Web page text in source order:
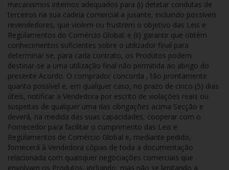
mecanismos internos adequados para (i) detetar condutas de
terceiros na sua cadeia comercial a jusante, incluindo possíveis
revendedores, que violem ou frustrem o objetivo das Leis e
Regulamentos do Comércio Global; e (ii) garantir que obtém
conhecimentos suficientes sobre o utilizador final para
determinar se, para cada contrato, os Produtos podem
destinar-se a uma utilização final não permitida ao abrigo do
presente Acordo. O comprador concorda , tão prontamente
quanto possível e, em qualquer caso, no prazo de cinco (5) dias
úteis, notificar a Vendedora por escrito de violações reais ou
suspeitas de qualquer uma das obrigações acima Secção e
deverá, na medida das suas capacidades, cooperar com o
Fornecedor para facilitar o cumprimento das Leis e
Regulamentos de Comércio Global e, mediante pedido,
fornecerá à Vendedora cópias de toda a documentação
relacionada com quaisquer negociações comerciais que
envolvam os Produtos, incluindo, mas não se limitando a,